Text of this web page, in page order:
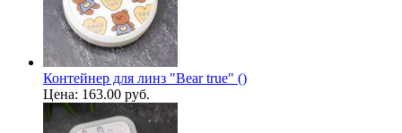
Контейнер для линз "Bear true" ()
Цена: 163.00 руб.